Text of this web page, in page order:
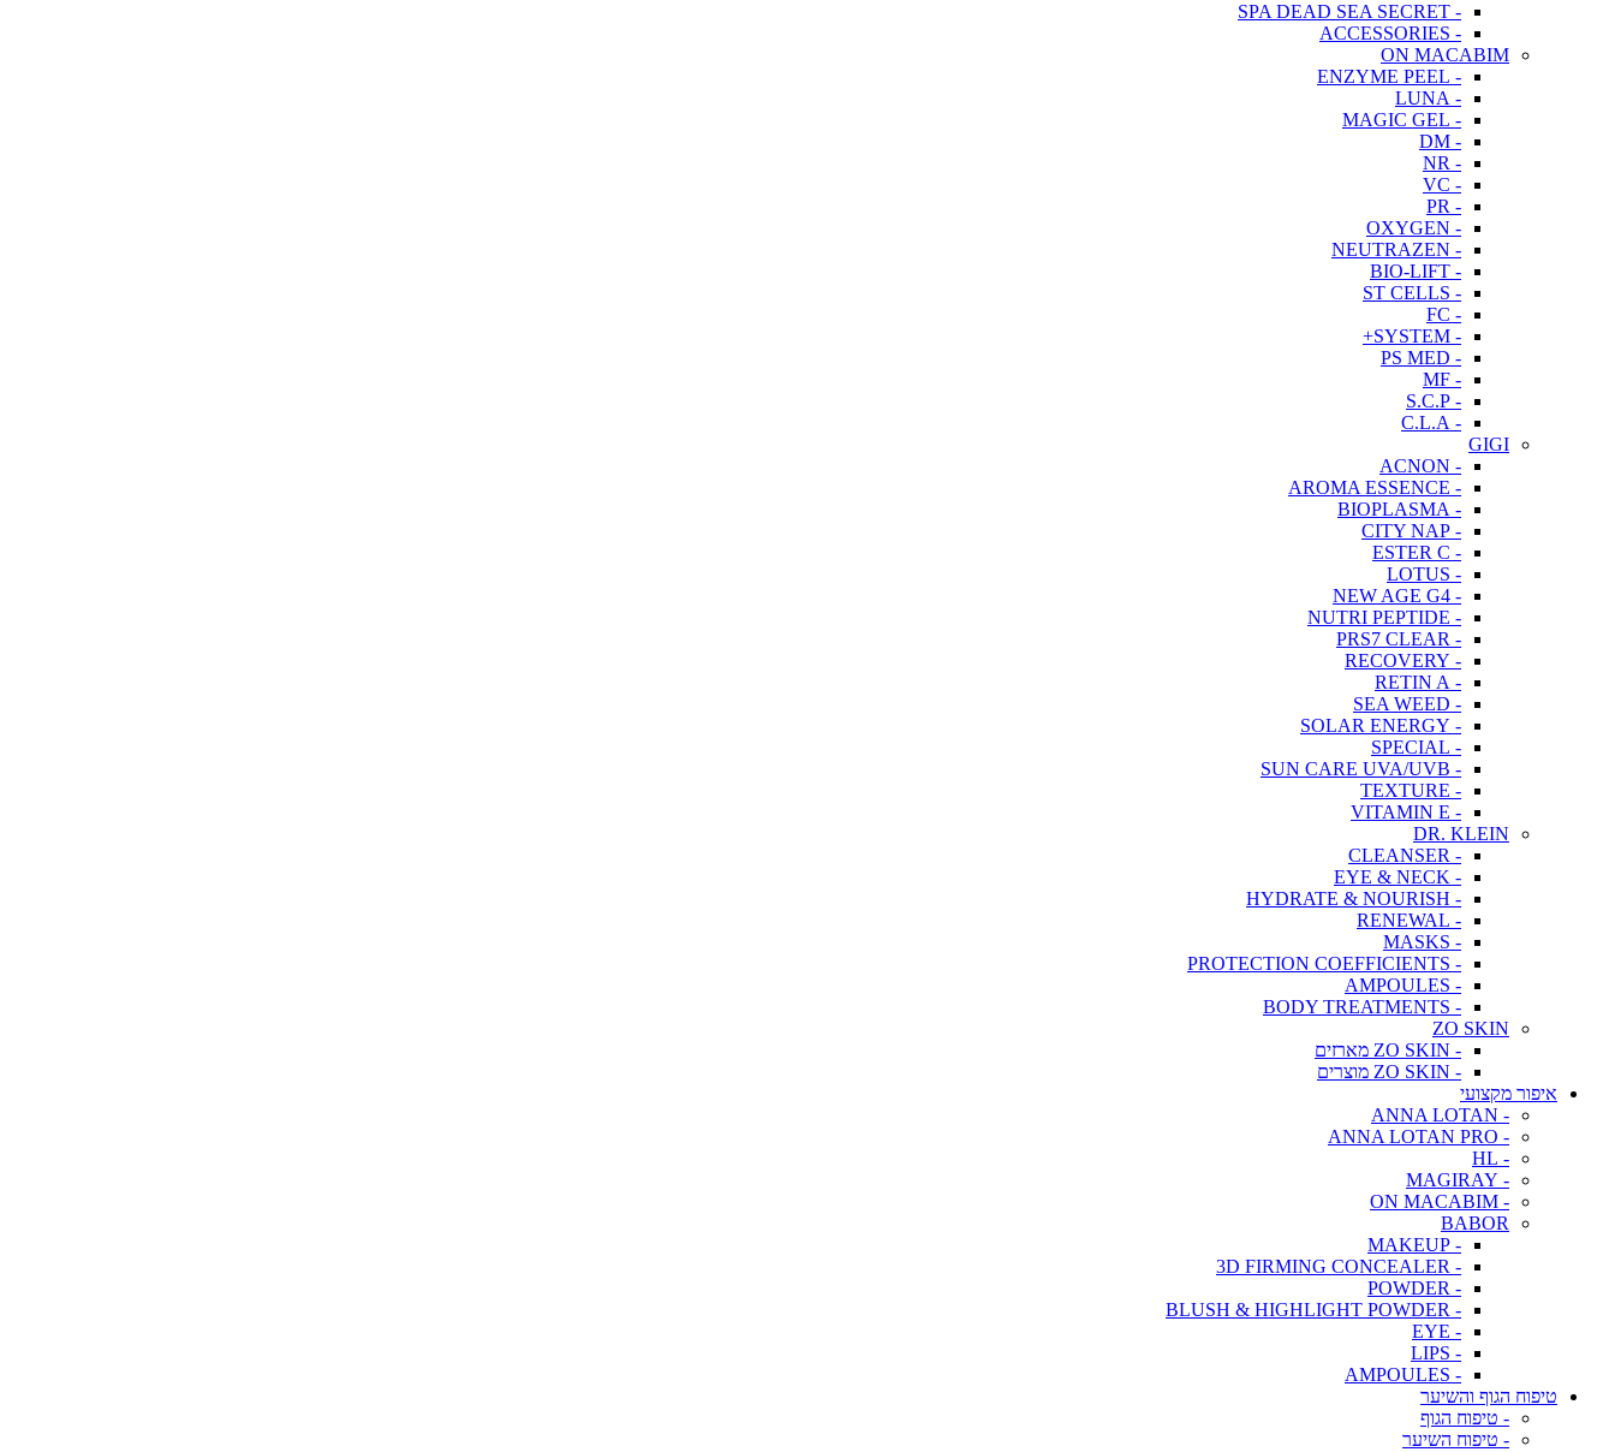
- SPA DEAD SEA SECRET
- ACCESSORIES
ON MACABIM
- ENZYME PEEL
- LUNA
- MAGIC GEL
- DM
- NR
- VC
- PR
- OXYGEN
- NEUTRAZEN
- BIO-LIFT
- ST CELLS
- FC
- SYSTEM+
- PS MED
- MF
- S.C.P
- C.L.A
GIGI
- ACNON
- AROMA ESSENCE
- BIOPLASMA
- CITY NAP
- ESTER C
- LOTUS
- NEW AGE G4
- NUTRI PEPTIDE
- PRS7 CLEAR
- RECOVERY
- RETIN A
- SEA WEED
- SOLAR ENERGY
- SPECIAL
- SUN CARE UVA/UVB
- TEXTURE
- VITAMIN E
DR. KLEIN
- CLEANSER
- EYE & NECK
- HYDRATE & NOURISH
- RENEWAL
- MASKS
- PROTECTION COEFFICIENTS
- AMPOULES
- BODY TREATMENTS
ZO SKIN
- ZO SKIN מארזים
- ZO SKIN מוצרים
איפור מקצועי
- ANNA LOTAN
- ANNA LOTAN PRO
- HL
- MAGIRAY
- ON MACABIM
BABOR
- MAKEUP
- 3D FIRMING CONCEALER
- POWDER
- BLUSH & HIGHLIGHT POWDER
- EYE
- LIPS
- AMPOULES
טיפוח הגוף והשיער
- טיפוח הגוף
- טיפוח השיער